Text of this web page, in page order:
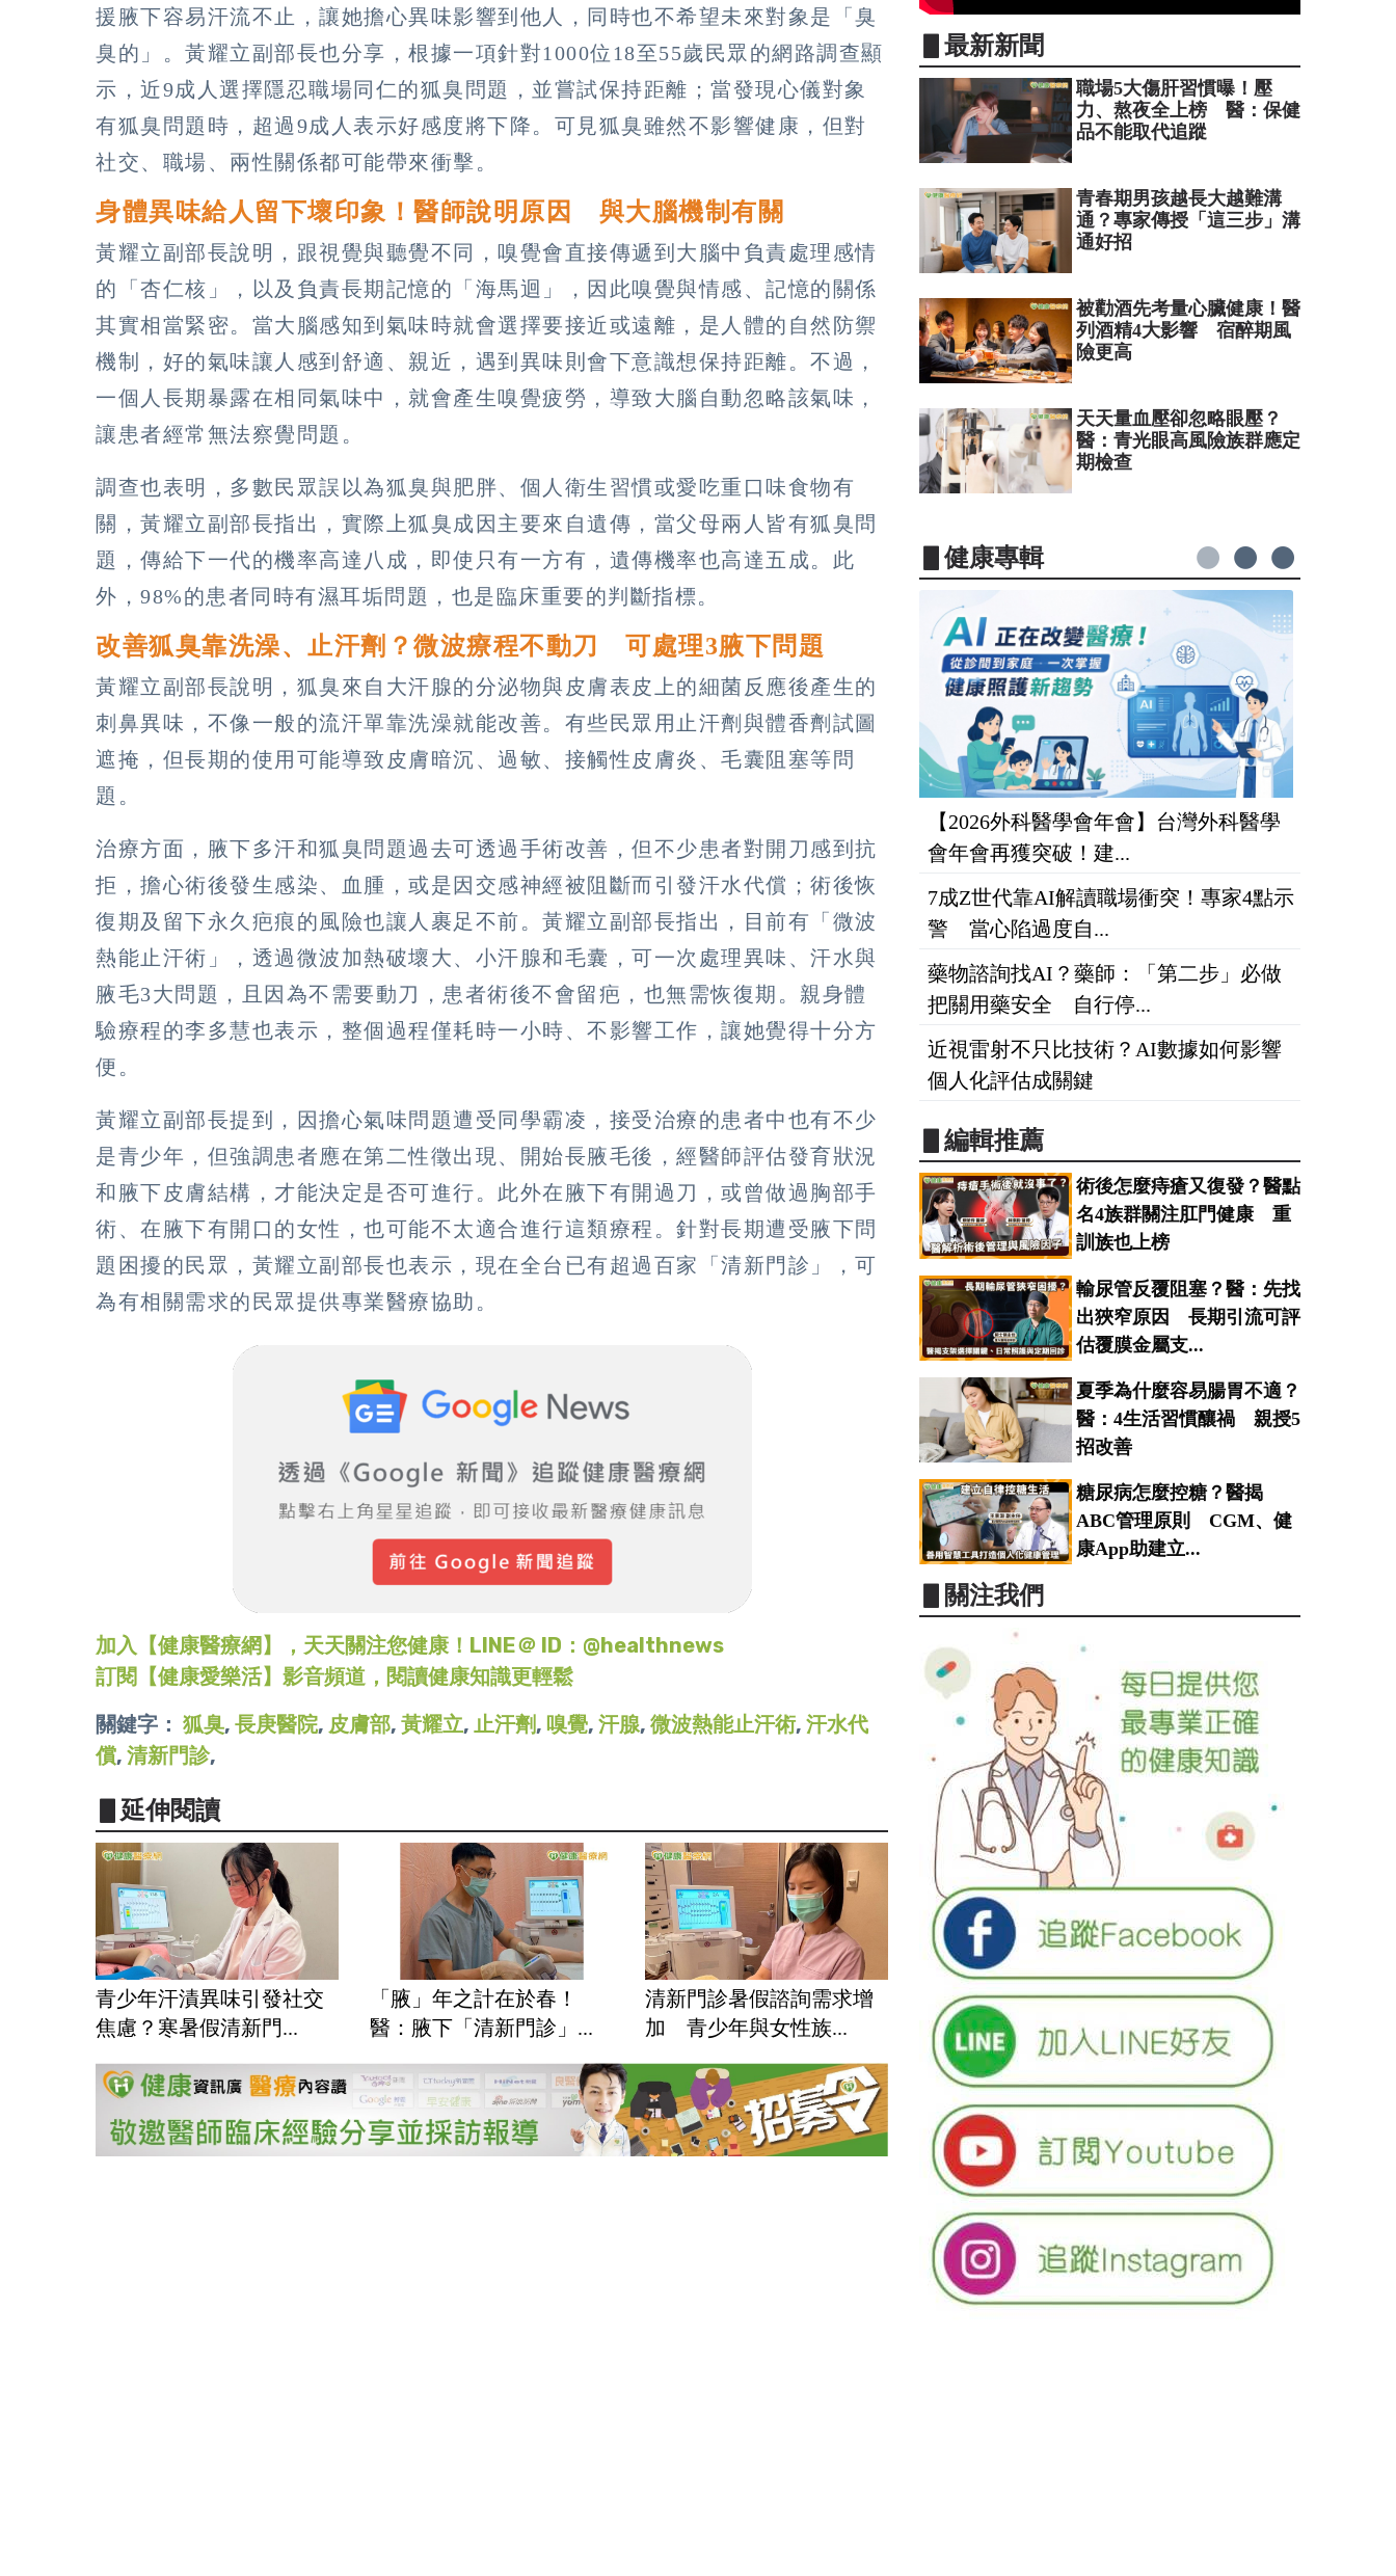
援腋下容易汗流不止，讓她擔心異味影響到他人，同時也不希望未來對象是「臭
臭的」。黃耀立副部長也分享，根據一項針對1000位18至55歲民眾的網路調查顯
示，近9成人選擇隱忍職場同仁的狐臭問題，並嘗試保持距離；當發現心儀對象
有狐臭問題時，超過9成人表示好感度將下降。可見狐臭雖然不影響健康，但對
社交、職場、兩性關係都可能帶來衝擊。
身體異味給人留下壞印象！醫師說明原因 與大腦機制有關
黃耀立副部長說明，跟視覺與聽覺不同，嗅覺會直接傳遞到大腦中負責處理感情
的「杏仁核」，以及負責長期記憶的「海馬迴」，因此嗅覺與情感、記憶的關係
其實相當緊密。當大腦感知到氣味時就會選擇要接近或遠離，是人體的自然防禦
機制，好的氣味讓人感到舒適、親近，遇到異味則會下意識想保持距離。不過，
一個人長期暴露在相同氣味中，就會產生嗅覺疲勞，導致大腦自動忽略該氣味，
讓患者經常無法察覺問題。
調查也表明，多數民眾誤以為狐臭與肥胖、個人衛生習慣或愛吃重口味食物有
關，黃耀立副部長指出，實際上狐臭成因主要來自遺傳，當父母兩人皆有狐臭問
題，傳給下一代的機率高達八成，即使只有一方有，遺傳機率也高達五成。此
外，98%的患者同時有濕耳垢問題，也是臨床重要的判斷指標。
改善狐臭靠洗澡、止汗劑？微波療程不動刀 可處理3腋下問題
黃耀立副部長說明，狐臭來自大汗腺的分泌物與皮膚表皮上的細菌反應後產生的
刺鼻異味，不像一般的流汗單靠洗澡就能改善。有些民眾用止汗劑與體香劑試圖
遮掩，但長期的使用可能導致皮膚暗沉、過敏、接觸性皮膚炎、毛囊阻塞等問
題。
治療方面，腋下多汗和狐臭問題過去可透過手術改善，但不少患者對開刀感到抗
拒，擔心術後發生感染、血腫，或是因交感神經被阻斷而引發汗水代償；術後恢
復期及留下永久疤痕的風險也讓人裹足不前。黃耀立副部長指出，目前有「微波
熱能止汗術」，透過微波加熱破壞大、小汗腺和毛囊，可一次處理異味、汗水與
腋毛3大問題，且因為不需要動刀，患者術後不會留疤，也無需恢復期。親身體
驗療程的李多慧也表示，整個過程僅耗時一小時、不影響工作，讓她覺得十分方
便。
黃耀立副部長提到，因擔心氣味問題遭受同學霸凌，接受治療的患者中也有不少
是青少年，但強調患者應在第二性徵出現、開始長腋毛後，經醫師評估發育狀況
和腋下皮膚結構，才能決定是否可進行。此外在腋下有開過刀，或曾做過胸部手
術、在腋下有開口的女性，也可能不太適合進行這類療程。針對長期遭受腋下問
題困擾的民眾，黃耀立副部長也表示，現在全台已有超過百家「清新門診」，可
為有相關需求的民眾提供專業醫療協助。
加入【健康醫療網】，天天關注您健康！LINE＠ ID：@healthnews
訂閱【健康愛樂活】影音頻道，閱讀健康知識更輕鬆
關鍵字： 狐臭, 長庚醫院, 皮膚部, 黃耀立, 止汗劑, 嗅覺, 汗腺, 微波熱能止汗術, 汗水代
償, 清新門診,
▋延伸閱讀
青少年汗漬異味引發社交
焦慮？寒暑假清新門...
「腋」年之計在於春！
醫：腋下「清新門診」...
清新門診暑假諮詢需求增
加 青少年與女性族...
▋最新新聞
職場5大傷肝習慣曝！壓
力、熬夜全上榜 醫：保健
品不能取代追蹤
青春期男孩越長大越難溝
通？專家傳授「這三步」溝
通好招
被勸酒先考量心臟健康！醫
列酒精4大影響 宿醉期風
險更高
天天量血壓卻忽略眼壓？
醫：青光眼高風險族群應定
期檢查
▋健康專輯
【2026外科醫學會年會】台灣外科醫學
會年會再獲突破！建...
7成Z世代靠AI解讀職場衝突！專家4點示
警 當心陷過度自...
藥物諮詢找AI？藥師：「第二步」必做
把關用藥安全 自行停...
近視雷射不只比技術？AI數據如何影響
個人化評估成關鍵
▋編輯推薦
術後怎麼痔瘡又復發？醫點
名4族群關注肛門健康 重
訓族也上榜
輸尿管反覆阻塞？醫：先找
出狹窄原因 長期引流可評
估覆膜金屬支...
夏季為什麼容易腸胃不適？
醫：4生活習慣釀禍 親授5
招改善
糖尿病怎麼控糖？醫揭
ABC管理原則 CGM、健
康App助建立...
▋關注我們